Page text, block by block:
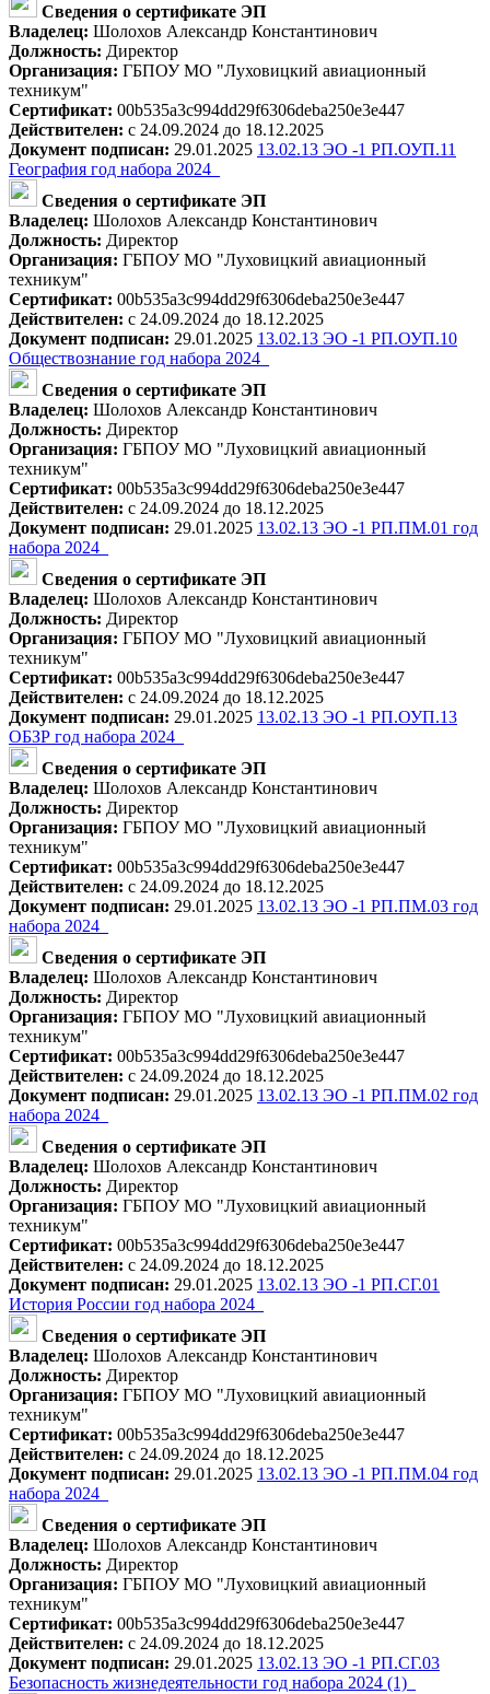
Сведения о сертификате ЭП
Владелец: Шолохов Александр Константинович
Должность: Директор
Организация: ГБПОУ МО "Луховицкий авиационный
техникум"
Сертификат: 00b535a3c994dd29f6306deba250e3e447
Действителен: с 24.09.2024 до 18.12.2025
Документ подписан: 29.01.2025 13.02.13 ЭО -1 РП.ОУП.11
География год набора 2024_
Сведения о сертификате ЭП
Владелец: Шолохов Александр Константинович
Должность: Директор
Организация: ГБПОУ МО "Луховицкий авиационный
техникум"
Сертификат: 00b535a3c994dd29f6306deba250e3e447
Действителен: с 24.09.2024 до 18.12.2025
Документ подписан: 29.01.2025 13.02.13 ЭО -1 РП.ОУП.10
Обществознание год набора 2024_
Сведения о сертификате ЭП
Владелец: Шолохов Александр Константинович
Должность: Директор
Организация: ГБПОУ МО "Луховицкий авиационный
техникум"
Сертификат: 00b535a3c994dd29f6306deba250e3e447
Действителен: с 24.09.2024 до 18.12.2025
Документ подписан: 29.01.2025 13.02.13 ЭО -1 РП.ПМ.01 год
набора 2024_
Сведения о сертификате ЭП
Владелец: Шолохов Александр Константинович
Должность: Директор
Организация: ГБПОУ МО "Луховицкий авиационный
техникум"
Сертификат: 00b535a3c994dd29f6306deba250e3e447
Действителен: с 24.09.2024 до 18.12.2025
Документ подписан: 29.01.2025 13.02.13 ЭО -1 РП.ОУП.13
ОБЗР год набора 2024_
Сведения о сертификате ЭП
Владелец: Шолохов Александр Константинович
Должность: Директор
Организация: ГБПОУ МО "Луховицкий авиационный
техникум"
Сертификат: 00b535a3c994dd29f6306deba250e3e447
Действителен: с 24.09.2024 до 18.12.2025
Документ подписан: 29.01.2025 13.02.13 ЭО -1 РП.ПМ.03 год
набора 2024_
Сведения о сертификате ЭП
Владелец: Шолохов Александр Константинович
Должность: Директор
Организация: ГБПОУ МО "Луховицкий авиационный
техникум"
Сертификат: 00b535a3c994dd29f6306deba250e3e447
Действителен: с 24.09.2024 до 18.12.2025
Документ подписан: 29.01.2025 13.02.13 ЭО -1 РП.ПМ.02 год
набора 2024_
Сведения о сертификате ЭП
Владелец: Шолохов Александр Константинович
Должность: Директор
Организация: ГБПОУ МО "Луховицкий авиационный
техникум"
Сертификат: 00b535a3c994dd29f6306deba250e3e447
Действителен: с 24.09.2024 до 18.12.2025
Документ подписан: 29.01.2025 13.02.13 ЭО -1 РП.СГ.01
История России год набора 2024_
Сведения о сертификате ЭП
Владелец: Шолохов Александр Константинович
Должность: Директор
Организация: ГБПОУ МО "Луховицкий авиационный
техникум"
Сертификат: 00b535a3c994dd29f6306deba250e3e447
Действителен: с 24.09.2024 до 18.12.2025
Документ подписан: 29.01.2025 13.02.13 ЭО -1 РП.ПМ.04 год
набора 2024_
Сведения о сертификате ЭП
Владелец: Шолохов Александр Константинович
Должность: Директор
Организация: ГБПОУ МО "Луховицкий авиационный
техникум"
Сертификат: 00b535a3c994dd29f6306deba250e3e447
Действителен: с 24.09.2024 до 18.12.2025
Документ подписан: 29.01.2025 13.02.13 ЭО -1 РП.СГ.03
Безопасность жизнедеятельности год набора 2024 (1)_